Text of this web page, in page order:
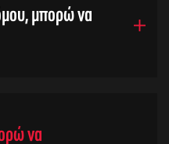
μπορώ να
να